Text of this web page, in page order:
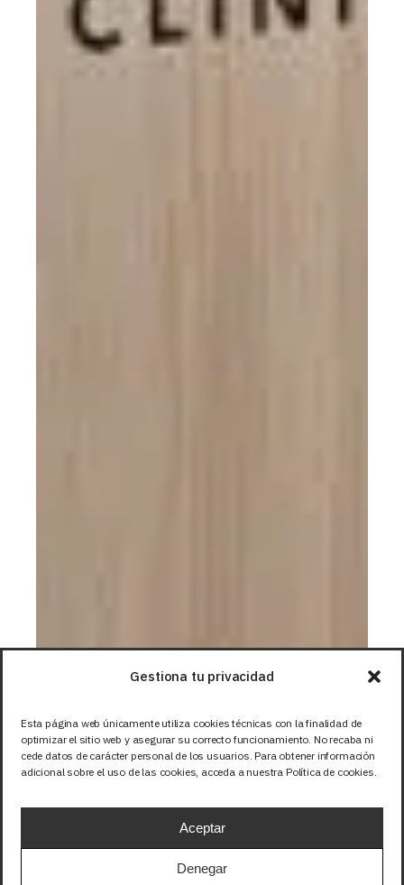
Gestiona tu privacidad
Esta página web únicamente utiliza cookies técnicas con la finalidad de
optimizar el sitio web y asegurar su correcto funcionamiento. No recaba ni
cede datos de carácter personal de los usuarios. Para obtener información
adicional sobre el uso de las cookies, acceda a nuestra Política de cookies.
Aceptar
Denegar